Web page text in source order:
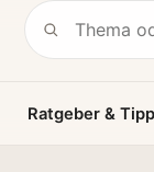
Suche nach:
Ratgeber &